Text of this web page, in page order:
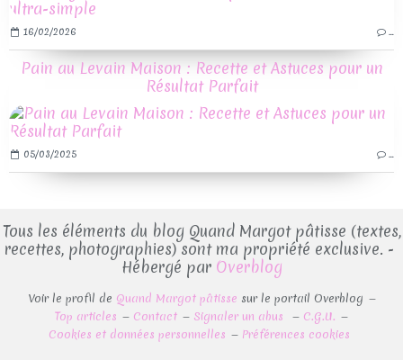
16/02/2026 …
Pain au Levain Maison : Recette et Astuces pour un
Résultat Parfait
05/03/2025 …
Tous les éléments du blog Quand Margot pâtisse (textes,
recettes, photographies) sont ma propriété exclusive. -
Hébergé par Overblog
Voir le profil de Quand Margot pâtisse sur le portail Overblog
Top articles
Contact Signaler un abus
C.G.U.
Cookies et données personnelles
Préférences cookies